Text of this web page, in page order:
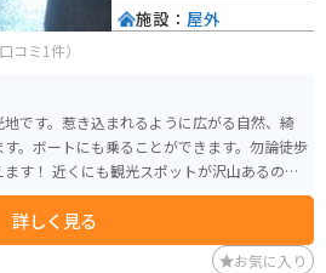
口コミ1件）
です。惹き込まれるように広がる自然、綺
。ボートにも乗ることができます。勿論徒歩
す！ 近くにも観光スポットが沢山あるので
こに寄るのをオススメします。
詳しく見る
施設： 屋外
お気に入り